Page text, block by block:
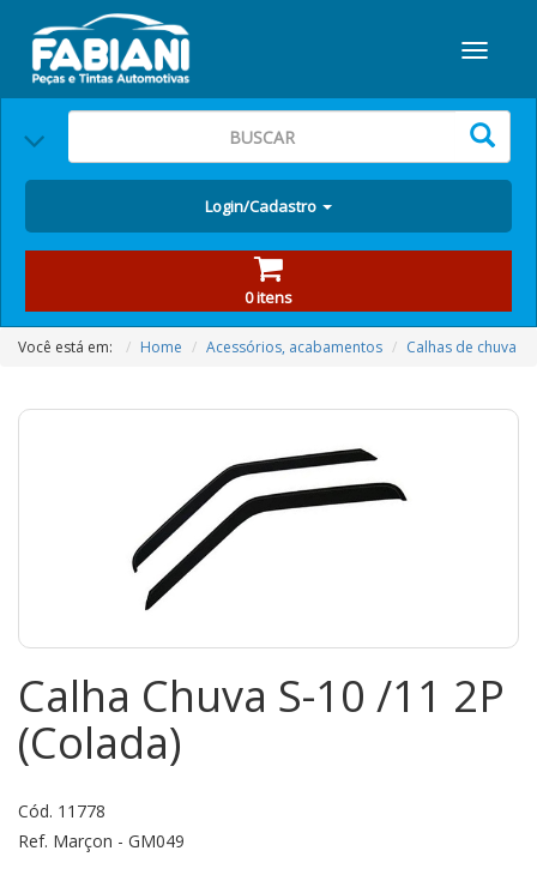
Login/Cadastro
0 itens
Você está em: Home Acessórios, acabamentos Calhas de chuva
Calha Chuva S-10 /11 2P
(Colada)
Cód. 11778
Ref. Marçon - GM049